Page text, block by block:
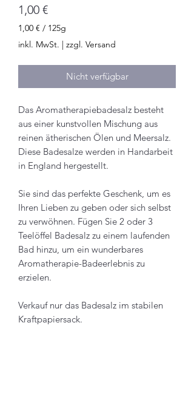
1,00 €Preis
1,00 € / 125g
1,00 €
pro
125
inkl. MwSt. | zzgl. Versand
Nicht verfügbar
Das Aromatherapiebadesalz besteht
aus einer kunstvollen Mischung aus
reinen ätherischen Ölen und Meersalz.
Diese Badesalze werden in Handarbeit
in England hergestellt.
Sie sind das perfekte Geschenk, um es
Ihren Lieben zu geben oder sich selbst
zu verwöhnen. Fügen Sie 2 oder 3
Teelöffel Badesalz zu einem laufenden
Bad hinzu, um ein wunderbares
Aromatherapie-Badeerlebnis zu
erzielen.
Verkauf nur das Badesalz im stabilen
Kraftpapiersack.